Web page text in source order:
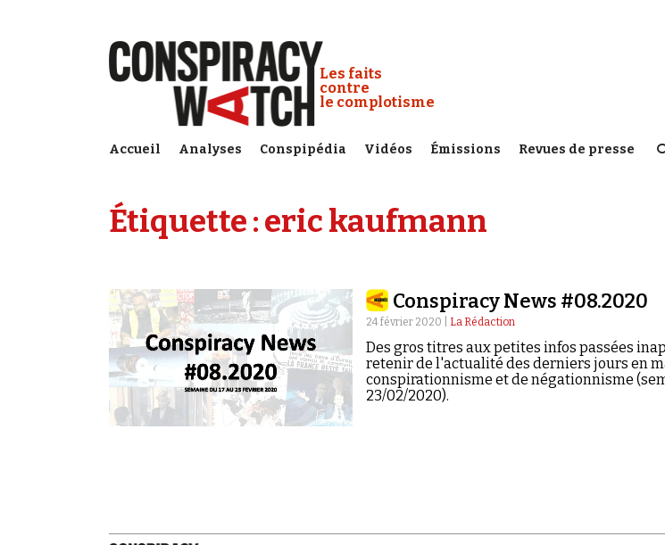
Conspiracy Watch :
Les faits
contre
le complotisme
Accueil Analyses Conspipédia Vidéos Émissions Revues de presse
Étiquette :eric kaufmann
Conspiracy News #08.2020
24 février 2020 | La Rédaction
Des gros titres aux petites infos passées
retenir de l'actualité des derniers jours en
conspirationnisme et de négationnisme
23/02/2020).